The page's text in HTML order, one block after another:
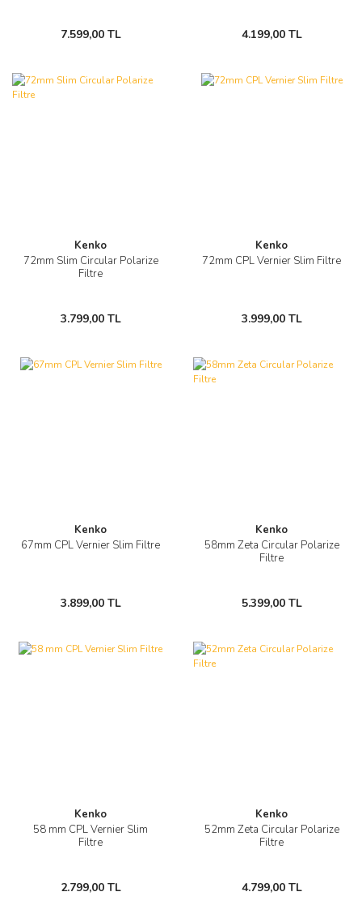
7.599,00 TL 4.199,00 TL
Kenko
72mm Slim Circular Polarize
Filtre
3.799,00 TL
Kenko
72mm CPL Vernier Slim Filtre
3.999,00 TL
Kenko
67mm CPL Vernier Slim Filtre
3.899,00 TL
Kenko
58mm Zeta Circular Polarize
Filtre
5.399,00 TL
Kenko
58 mm CPL Vernier Slim
Filtre
2.799,00 TL
Kenko
52mm Zeta Circular Polarize
Filtre
4.799,00 TL